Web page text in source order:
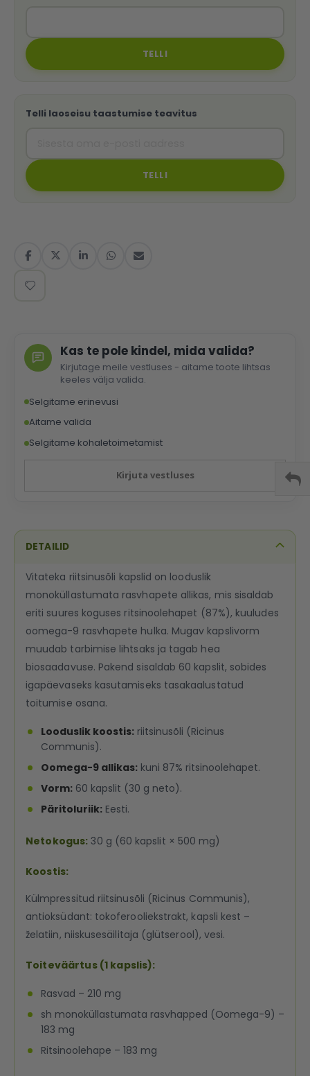
TELLI
Telli laoseisu taastumise teavitus
TELLI
Kas te pole kindel, mida valida?
Kirjutage meile vestluses - aitame toote lihtsas
keeles välja valida.
Selgitame erinevusi
Aitame valida
Selgitame kohaletoimetamist
Kirjuta vestluses
DETAILID
Vitateka riitsinusõli kapslid on looduslik
monoküllastumata rasvhapete allikas, mis sisaldab
eriti suures koguses ritsinoolehapet (87%), kuuludes
oomega-9 rasvhapete hulka. Mugav kapslivorm
muudab tarbimise lihtsaks ja tagab hea
biosaadavuse. Pakend sisaldab 60 kapslit, sobides
igapäevaseks kasutamiseks tasakaalustatud
toitumise osana.
Looduslik koostis: riitsinusõli (Ricinus
Communis).
Oomega-9 allikas: kuni 87% ritsinoolehapet.
Vorm: 60 kapslit (30 g neto).
Päritoluriik: Eesti.
Netokogus: 30 g (60 kapslit × 500 mg)
Koostis:
Külmpressitud riitsinusõli (Ricinus Communis),
antioksüdant: tokoferooliekstrakt, kapsli kest –
želatiin, niiskusesäilitaja (glütserool), vesi.
Toiteväärtus (1 kapslis):
Rasvad – 210 mg
sh monoküllastumata rasvhapped (Oomega-9) –
183 mg
Ritsinoolehape – 183 mg